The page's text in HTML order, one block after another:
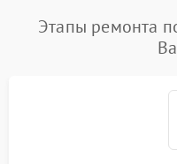
Проблемы с набором
воды
Этапы ремонта